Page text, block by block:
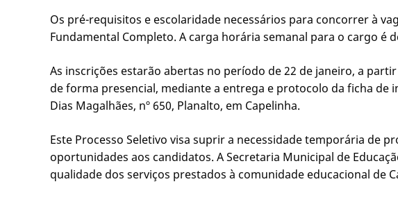
Os pré-requisitos e escolaridade necessários para concorrer à
Fundamental Completo. A carga horária semanal para o cargo é
As inscrições estarão abertas no período de 22 de janeiro, a
de forma presencial, mediante a entrega e protocolo da ficha de
Dias Magalhães, nº 650, Planalto, em Capelinha.
Este Processo Seletivo visa suprir a necessidade temporária de
oportunidades aos candidatos. A Secretaria Municipal de
qualidade dos serviços prestados à comunidade educacional de